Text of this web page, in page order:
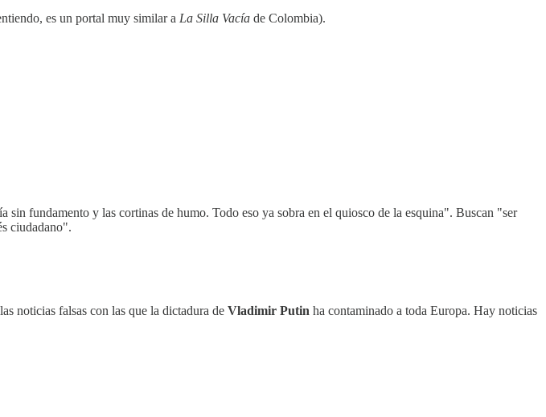
es un portal muy similar a La Silla Vacía de Colombia).
fundamento y las cortinas de humo. Todo eso ya sobra en el quiosco de la esquina". Buscan "ser
ciudadano".
noticias falsas con las que la dictadura de Vladimir Putin ha contaminado a toda Europa. Hay noticias